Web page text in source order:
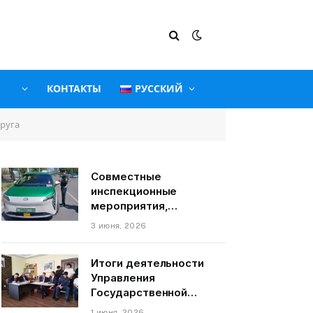
КОНТАКТЫ РУССКИЙ
Совместные
инспекционные
мероприятия,
связанные с
средствами на
территории города
Душанбе
3 июня, 2026
Итоги деятельности
Управления
Государственной
службы по надзору и